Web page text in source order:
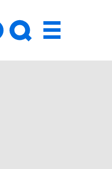
Zoeken
Menu